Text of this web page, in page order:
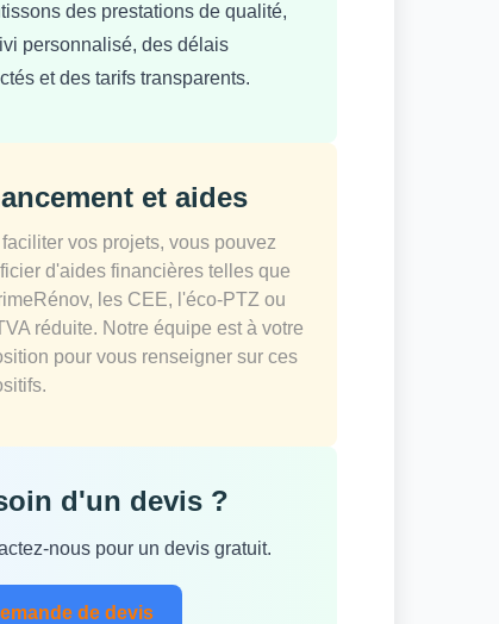
des prestations de qualité,
personnalisé, des délais
et des tarifs transparents.
et aides
faciliter vos projets, vous pouvez
d'aides financières telles que
les CEE, l'éco-PTZ ou
réduite. Notre équipe est à votre
pour vous renseigner sur ces
d'un devis ?
nous pour un devis gratuit.
de devis